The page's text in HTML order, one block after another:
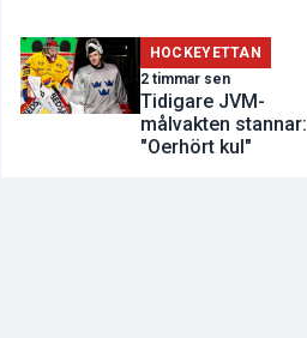
HOCKEYETTAN
2 timmar sen
Tidigare JVM-
målvakten stannar:
"Oerhört kul"